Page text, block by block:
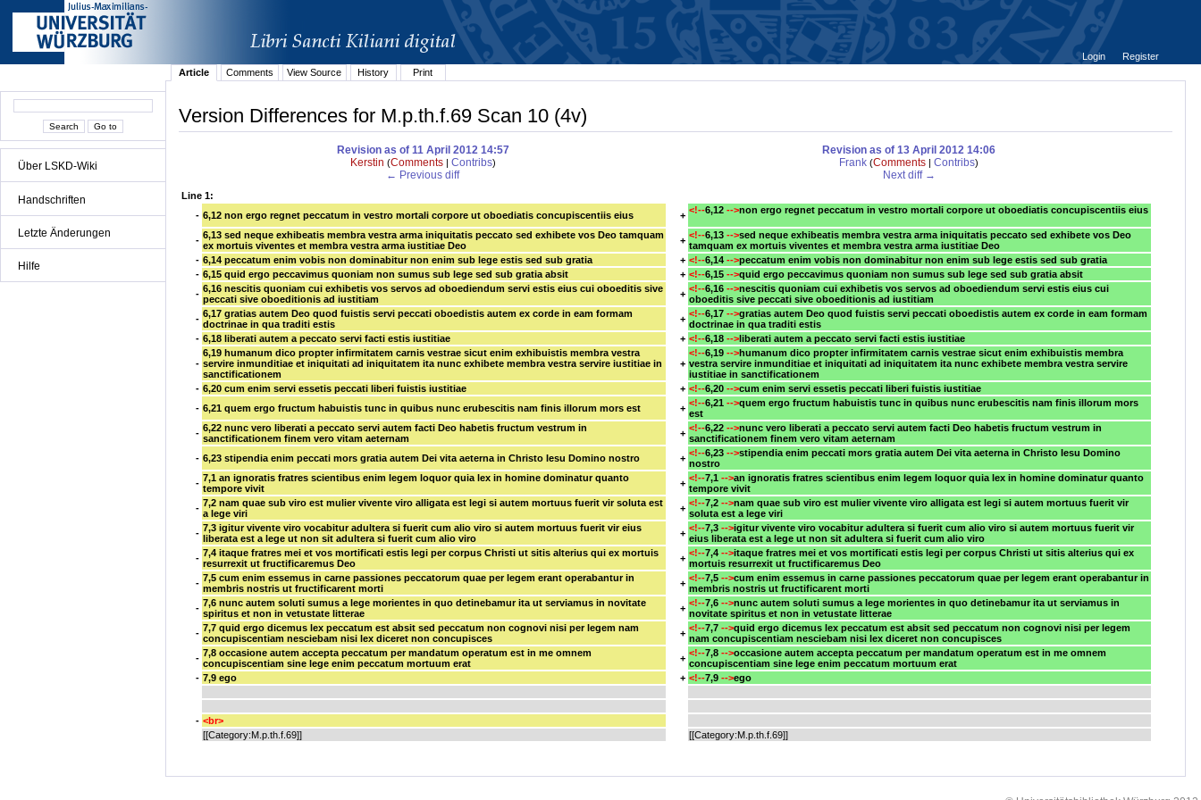
Über LSKD-Wiki
Handschriften
Letzte Änderungen
Hilfe
Login
Register
Article
Comments View Source History Print
Version Differences for M.p.th.f.69 Scan 10 (4v)
Revision as of 11 April 2012 14:57
Kerstin (Comments| Contribs)
← Previous diff
Revision as of 13 April 2012 14:06
Frank (Comments | Contribs)
Next diff →
Line 1:
- 6,12non ergo regnet peccatum in vestro mortali corpore ut oboediatis concupiscentiis eius + <!--6,12-->non ergo regnet peccatum in vestro mortali corpore ut oboediatis concupiscentiis eius
- 6,13sed neque exhibeatis membra vestra arma iniquitatis peccato sed exhibete vos Deo tamquam
ex mortuis viventes et membra vestra arma iustitiae Deo
+ <!--6,13-->sed neque exhibeatis membra vestra arma iniquitatis peccato sed exhibete vos Deo
tamquam ex mortuis viventes et membra vestra arma iustitiae Deo
- 6,14peccatum enim vobis non dominabitur non enim sub lege estis sed sub gratia + <!--6,14-->peccatum enim vobis non dominabitur non enim sub lege estis sed sub gratia
- 6,15quid ergo peccavimus quoniam non sumus sub lege sed sub gratia absit + <!--6,15-->quid ergo peccavimus quoniam non sumus sub lege sed sub gratia absit
- 6,16nescitis quoniam cui exhibetis vos servos ad oboediendum servi estis eius cui oboeditis sive
peccati sive oboeditionis ad iustitiam
+ <!--6,16-->nescitis quoniam cui exhibetis vos servos ad oboediendum servi estis eius cui
oboeditis sive peccati sive oboeditionis ad iustitiam
- 6,17gratias autem Deo quod fuistis servi peccati oboedistis autem ex corde in eam formam
doctrinae in qua traditi estis
+ <!--6,17-->gratias autem Deo quod fuistis servi peccati oboedistis autem ex corde in eam formam
doctrinae in qua traditi estis
- 6,18liberati autem a peccato servi facti estis iustitiae + <!--6,18-->liberati autem a peccato servi facti estis iustitiae
-
6,19humanum dico propter infirmitatem carnis vestrae sicut enim exhibuistis membra vestra
servire inmunditiae et iniquitati ad iniquitatem ita nunc exhibete membra vestra servire iustitiae in
sanctificationem
+
<!--6,19-->humanum dico propter infirmitatem carnis vestrae sicut enim exhibuistis membra
vestra servire inmunditiae et iniquitati ad iniquitatem ita nunc exhibete membra vestra servire
iustitiae in sanctificationem
- 6,20cum enim servi essetis peccati liberi fuistis iustitiae + <!--6,20-->cum enim servi essetis peccati liberi fuistis iustitiae
- 6,21quem ergo fructum habuistis tunc in quibus nunc erubescitis nam finis illorum mors est + <!--6,21-->quem ergo fructum habuistis tunc in quibus nunc erubescitis nam finis illorum mors
est
- 6,22nunc vero liberati a peccato servi autem facti Deo habetis fructum vestrum in
sanctificationem finem vero vitam aeternam
+ <!--6,22-->nunc vero liberati a peccato servi autem facti Deo habetis fructum vestrum in
sanctificationem finem vero vitam aeternam
- 6,23stipendia enim peccati mors gratia autem Dei vita aeterna in Christo Iesu Domino nostro + <!--6,23-->stipendia enim peccati mors gratia autem Dei vita aeterna in Christo Iesu Domino
nostro
- 7,1an ignoratis fratres scientibus enim legem loquor quia lex in homine dominatur quanto
tempore vivit
+ <!--7,1-->an ignoratis fratres scientibus enim legem loquor quia lex in homine dominatur quanto
tempore vivit
- 7,2nam quae sub viro est mulier vivente viro alligata est legi si autem mortuus fuerit vir soluta est
a lege viri
+ <!--7,2-->nam quae sub viro est mulier vivente viro alligata est legi si autem mortuus fuerit vir
soluta est a lege viri
- 7,3igitur vivente viro vocabitur adultera si fuerit cum alio viro si autem mortuus fuerit vir eius
liberata est a lege ut non sit adultera si fuerit cum alio viro
+ <!--7,3-->igitur vivente viro vocabitur adultera si fuerit cum alio viro si autem mortuus fuerit vir
eius liberata est a lege ut non sit adultera si fuerit cum alio viro
- 7,4itaque fratres mei et vos mortificati estis legi per corpus Christi ut sitis alterius qui ex mortuis
resurrexit ut fructificaremus Deo
+ <!--7,4-->itaque fratres mei et vos mortificati estis legi per corpus Christi ut sitis alterius qui ex
mortuis resurrexit ut fructificaremus Deo
- 7,5cum enim essemus in carne passiones peccatorum quae per legem erant operabantur in
membris nostris ut fructificarent morti
+ <!--7,5-->cum enim essemus in carne passiones peccatorum quae per legem erant operabantur in
membris nostris ut fructificarent morti
- 7,6nunc autem soluti sumus a lege morientes in quo detinebamur ita ut serviamus in novitate
spiritus et non in vetustate litterae
+ <!--7,6-->nunc autem soluti sumus a lege morientes in quo detinebamur ita ut serviamus in
novitate spiritus et non in vetustate litterae
- 7,7quid ergo dicemus lex peccatum est absit sed peccatum non cognovi nisi per legem nam
concupiscentiam nesciebam nisi lex diceret non concupisces
+ <!--7,7-->quid ergo dicemus lex peccatum est absit sed peccatum non cognovi nisi per legem
nam concupiscentiam nesciebam nisi lex diceret non concupisces
- 7,8occasione autem accepta peccatum per mandatum operatum est in me omnem
concupiscentiam sine lege enim peccatum mortuum erat
+ <!--7,8-->occasione autem accepta peccatum per mandatum operatum est in me omnem
concupiscentiam sine lege enim peccatum mortuum erat
- 7,9ego + <!--7,9-->ego
- <br>
[[Category:M.p.th.f.69]]
[[Category:M.p.th.f.69]]